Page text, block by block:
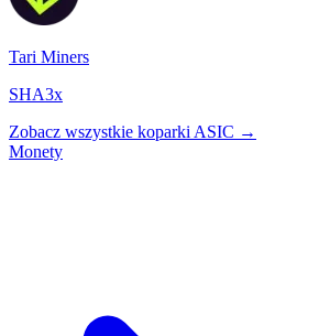
Tari Miners
SHA3x
Zobacz wszystkie koparki ASIC →
Monety